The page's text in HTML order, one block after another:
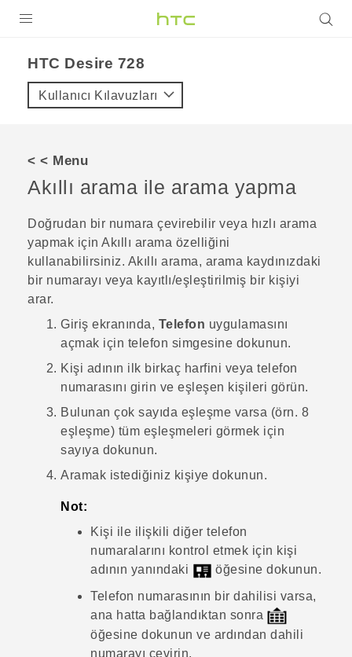
VIVE
VIVERSE
DESTEK
HTC Desire 728‎
Kullanıcı Kılavuzları
< < Menu
Akıllı arama ile arama yapma
Doğrudan bir numara çevirebilir veya hızlı arama
yapmak için Akıllı arama özelliğini
kullanabilirsiniz. Akıllı arama, arama kaydınızdaki
bir numarayı veya kayıtlı/eşleştirilmiş bir kişiyi
arar.
Giriş ekranında, Telefon uygulamasını
açmak için telefon simgesine dokunun.
Kişi adının ilk birkaç harfini veya telefon
numarasını girin ve eşleşen kişileri görün.
Bulunan çok sayıda eşleşme varsa (örn. 8
eşleşme) tüm eşleşmeleri görmek için
sayıya dokunun.
Aramak istediğiniz kişiye dokunun.
Not:
Kişi ile ilişkili diğer telefon
numaralarını kontrol etmek için kişi
adının yanındaki
öğesine dokunun.
Telefon numarasının bir dahilisi varsa,
ana hatta bağlandıktan sonra
öğesine dokunun ve ardından dahili
numarayı çevirin.